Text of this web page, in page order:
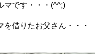
マです・・・(^^;)
借りたお父さん・・・